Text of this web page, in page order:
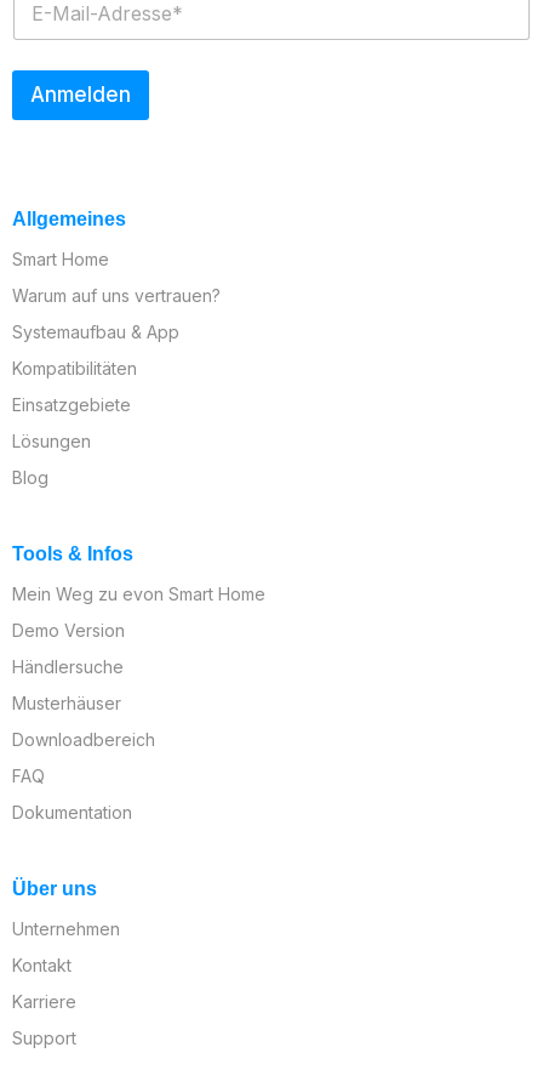
M
a
l
Anmelden
Allgemeines
Smart Home
Warum auf uns vertrauen?
Systemaufbau & App
Kompatibilitäten
Einsatzgebiete
Lösungen
Blog
Tools & Infos
Mein Weg zu evon Smart Home
Demo Version
Händlersuche
Musterhäuser
Downloadbereich
FAQ
Dokumentation
Über uns
Unternehmen
Kontakt
Karriere
Support